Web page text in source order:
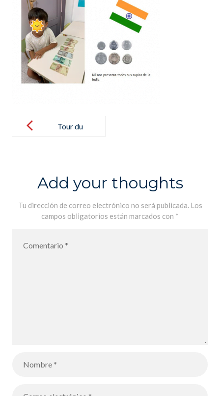
navigation
Tour du
80 días
Add your thoughts
Tu dirección de correo electrónico no será publicada. Los
campos obligatorios están marcados con *